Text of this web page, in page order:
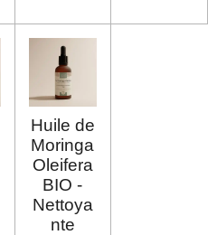
Huile de
Moringa
Oleifera
BIO -
Nettoya
nte